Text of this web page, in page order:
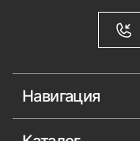
Навигация